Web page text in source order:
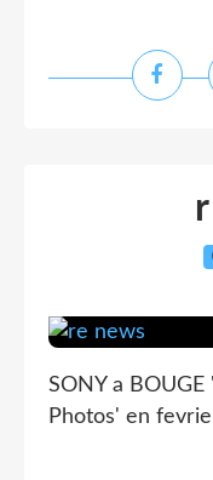
SONY a
Photos' en